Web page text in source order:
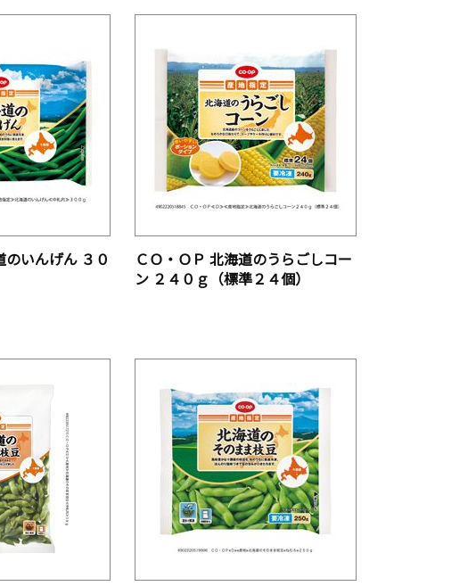
のいんげん ３０
ＣＯ・ＯＰ 北海道のうらごしコー
ン ２４０ｇ（標準２４個）